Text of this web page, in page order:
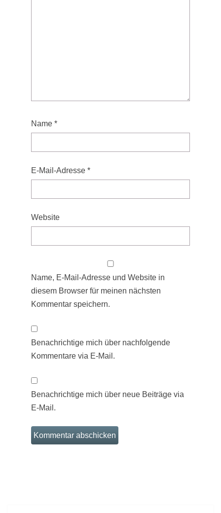
Name *
E-Mail-Adresse *
Website
Name, E-Mail-Adresse und Website in
diesem Browser für meinen nächsten
Kommentar speichern.
Benachrichtige mich über nachfolgende
Kommentare via E-Mail.
Benachrichtige mich über neue Beiträge via
E-Mail.